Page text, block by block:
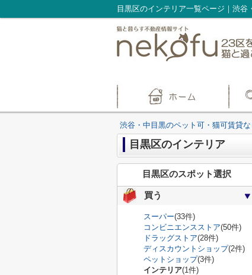
目黒区のインテリア一覧ページ｜渋
渋谷・中目黒のペット可・猫可賃貸
目黒区のインテリア
目黒区のスポット選択
買う
スーパー(33件)
コンビニエンスストア(50件)
ドラッグストア(28件)
ディスカウントショップ(2件)
ペットショップ(3件)
インテリア(1件)